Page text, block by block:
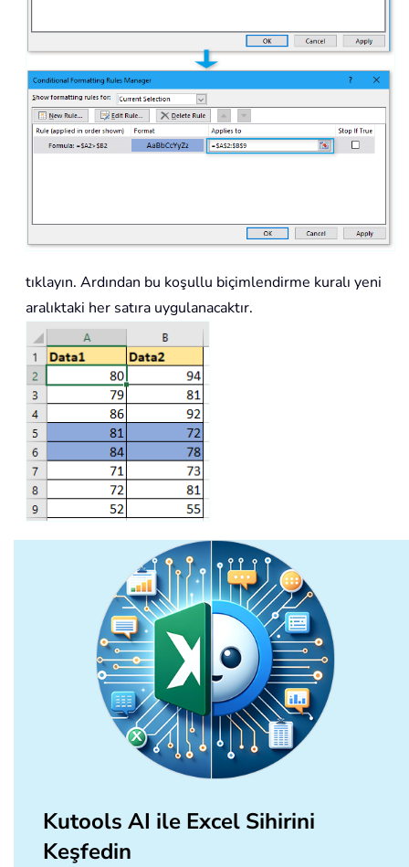
tıklayın. Ardından bu koşullu biçimlendirme kuralı yeni
aralıktaki her satıra uygulanacaktır.
Kutools AI ile Excel Sihirini
Keşfedin